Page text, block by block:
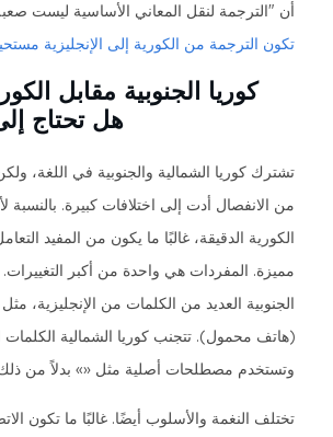
أن "الترجمة لنقل المعاني الأساسية ليست
تكون الترجمة من الكورية إلى الإنجليزية
كوريا الجنوبية مقابل
هل تحتاج
من الانفصال أدت إلى اختلافات كبيرة. بالنسبة
الكورية الدقيقة، غالبًا ما يكون من المفيد
مميزة. المفردات هي واحدة من أكبر التغييرات.
الجنوبية العديد من الكلمات من الإنجليزية،
(هاتف محمول). تتجنب كوريا الشمالية الكلمات
وتستخدم مصطلحات أصلية مثل «» بدلاً من
تختلف النغمة والأسلوب أيضًا. غالبًا ما تكون